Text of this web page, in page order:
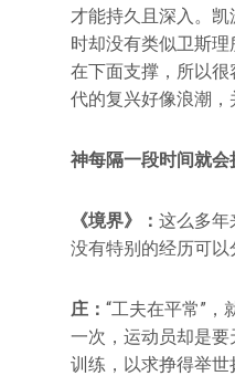
才能持久且深入。
时却没有类似卫斯
在下面支撑，所以
代的复兴好像浪潮，
神每隔一段时间就会
《境界》： 这么多年
没有特别的经历可以
庄： “工夫在平常”，
一次，运动员却是
训练，以求挣得举